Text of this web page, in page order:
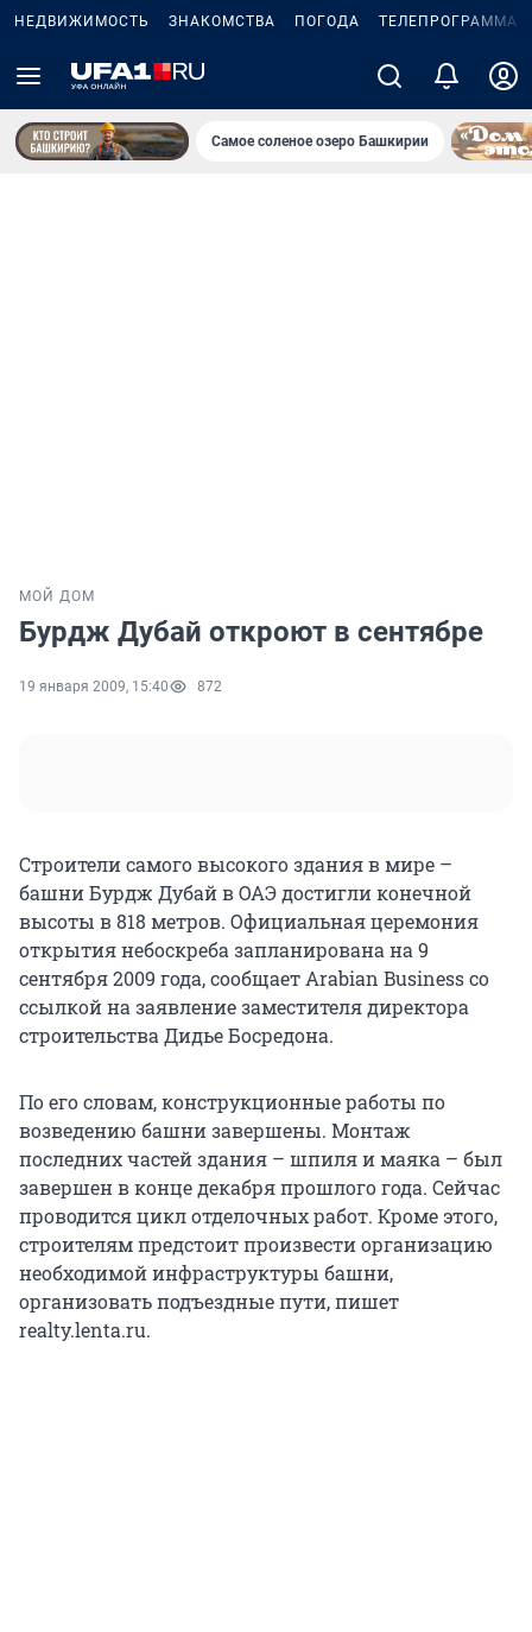
НЕДВИЖИМОСТЬ ЗНАКОМСТВА ПОГОДА ТЕЛЕПРОГРАММА
Самое соленое озеро Башкирии
МОЙ ДОМ
Бурдж Дубай откроют в сентябре
19 января 2009, 15:40 872
Строители самого высокого здания в мире –
башни Бурдж Дубай в ОАЭ достигли конечной
высоты в 818 метров. Официальная церемония
открытия небоскреба запланирована на 9
сентября 2009 года, сообщает Аrabian Business со
ссылкой на заявление заместителя директора
строительства Дидье Босредона.
По его словам, конструкционные работы по
возведению башни завершены. Монтаж
последних частей здания – шпиля и маяка – был
завершен в конце декабря прошлого года. Сейчас
проводится цикл отделочных работ. Кроме этого,
строителям предстоит произвести организацию
необходимой инфраструктуры башни,
организовать подъездные пути, пишет
realty.lenta.ru.